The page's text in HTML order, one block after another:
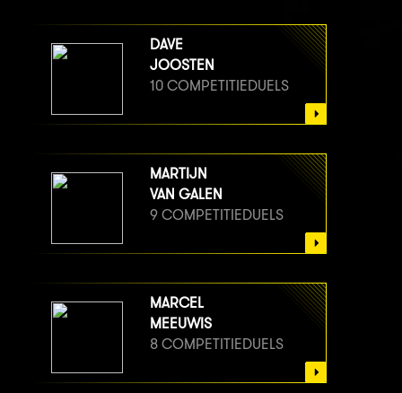
DAVE
JOOSTEN
10 COMPETITIEDUELS
MARTIJN
VAN GALEN
9 COMPETITIEDUELS
MARCEL
MEEUWIS
8 COMPETITIEDUELS